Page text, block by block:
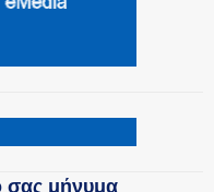
σας μήνυμα